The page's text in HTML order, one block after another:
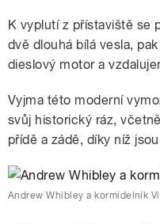
K vyplutí z přístaviště se
dvě dlouhá bílá vesla,
dieslový motor a
Vyjma této moderní
svůj historický ráz,
přídě a zádě, díky níž
Andrew Whibley a kormidelník